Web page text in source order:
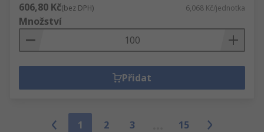
606,80 Kč(bez DPH) 6,068 Kč/jednotka
Množství
Přidat
1 2 3
15